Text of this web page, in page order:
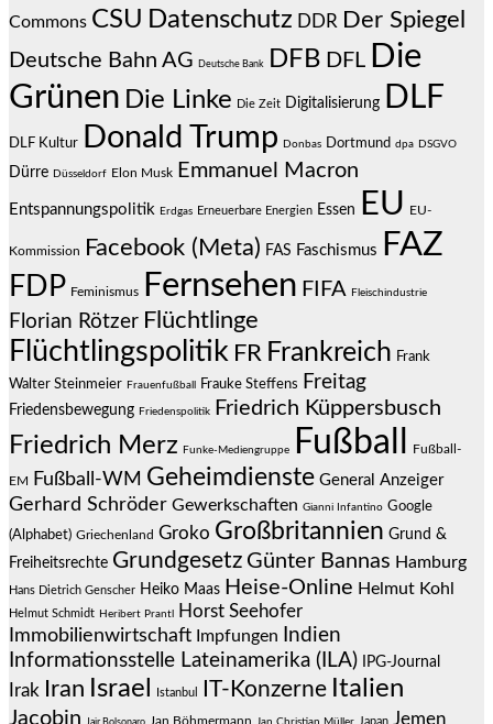
Commons CSU Datenschutz DDR Der Spiegel
Deutsche Bahn AG Deutsche Bank DFB DFL Die
Grünen Die Linke Die Zeit Digitalisierung DLF
DLF Kultur Donald Trump Donbas Dortmund dpa DSGVO
Dürre Düsseldorf Elon Musk Emmanuel Macron
Entspannungspolitik Erdgas Erneuerbare Energien Essen EU EU-
Kommission Facebook (Meta) FAS Faschismus FAZ
FDP Feminismus Fernsehen FIFA Fleischindustrie
Florian Rötzer Flüchtlinge
Flüchtlingspolitik FR Frankreich Frank
Walter Steinmeier Frauenfußball Frauke Steffens Freitag
Friedensbewegung Friedenspolitik Friedrich Küppersbusch
Friedrich Merz Funke-Mediengruppe Fußball Fußball-
EM Fußball-WM Geheimdienste General Anzeiger
Gerhard Schröder Gewerkschaften Gianni Infantino Google
(Alphabet) Griechenland Groko Großbritannien Grund &
Freiheitsrechte Grundgesetz Günter Bannas Hamburg
Hans Dietrich Genscher Heiko Maas Heise-Online Helmut Kohl
Helmut Schmidt Heribert Prantl Horst Seehofer
Immobilienwirtschaft Impfungen
Indien
Informationsstelle Lateinamerika (ILA)
IPG-Journal
Irak Iran Israel Istanbul IT-Konzerne Italien
Jacobin Jan Böhmermann Japan Jemen